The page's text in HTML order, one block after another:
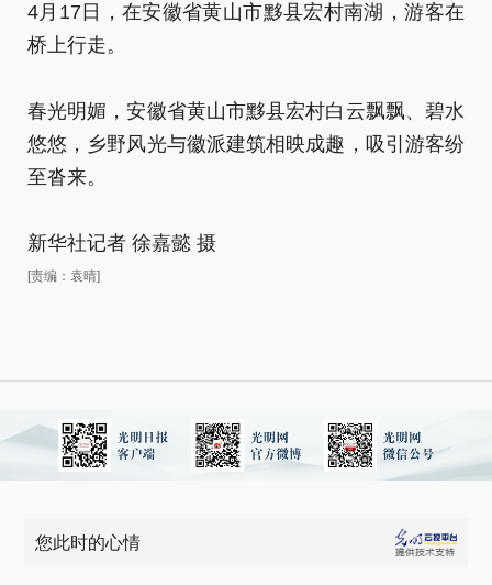
4月17日，在安徽省黄山市黟县宏村南湖，游客在
桥上行走。
春光明媚，安徽省黄山市黟县宏村白云飘飘、碧水
悠悠，乡野风光与徽派建筑相映成趣，吸引游客纷
至沓来。
新华社记者 徐嘉懿 摄
[责编：袁晴]
您此时的心情